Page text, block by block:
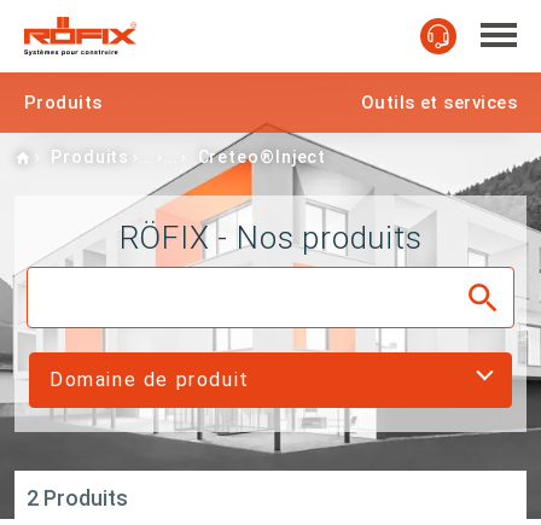
Produits Outils et services
Home
Produits Creteo®Inject
RÖFIX - Nos produits
Domaine de produit
2 Produits